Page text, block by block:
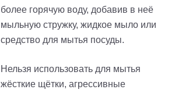
более горячую воду, добавив в неё
мыльную стружку, жидкое мыло или
средство для мытья посуды.
Нельзя использовать для мытья
жёсткие щётки, агрессивные